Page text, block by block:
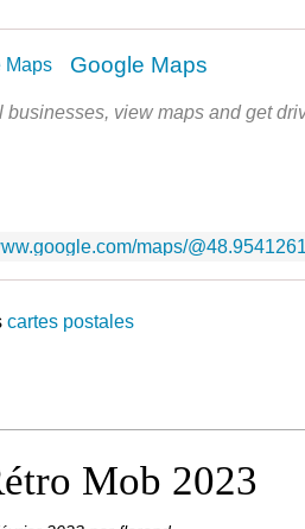
Google Maps
businesses, view maps and get
cartes postales
Mob 2023